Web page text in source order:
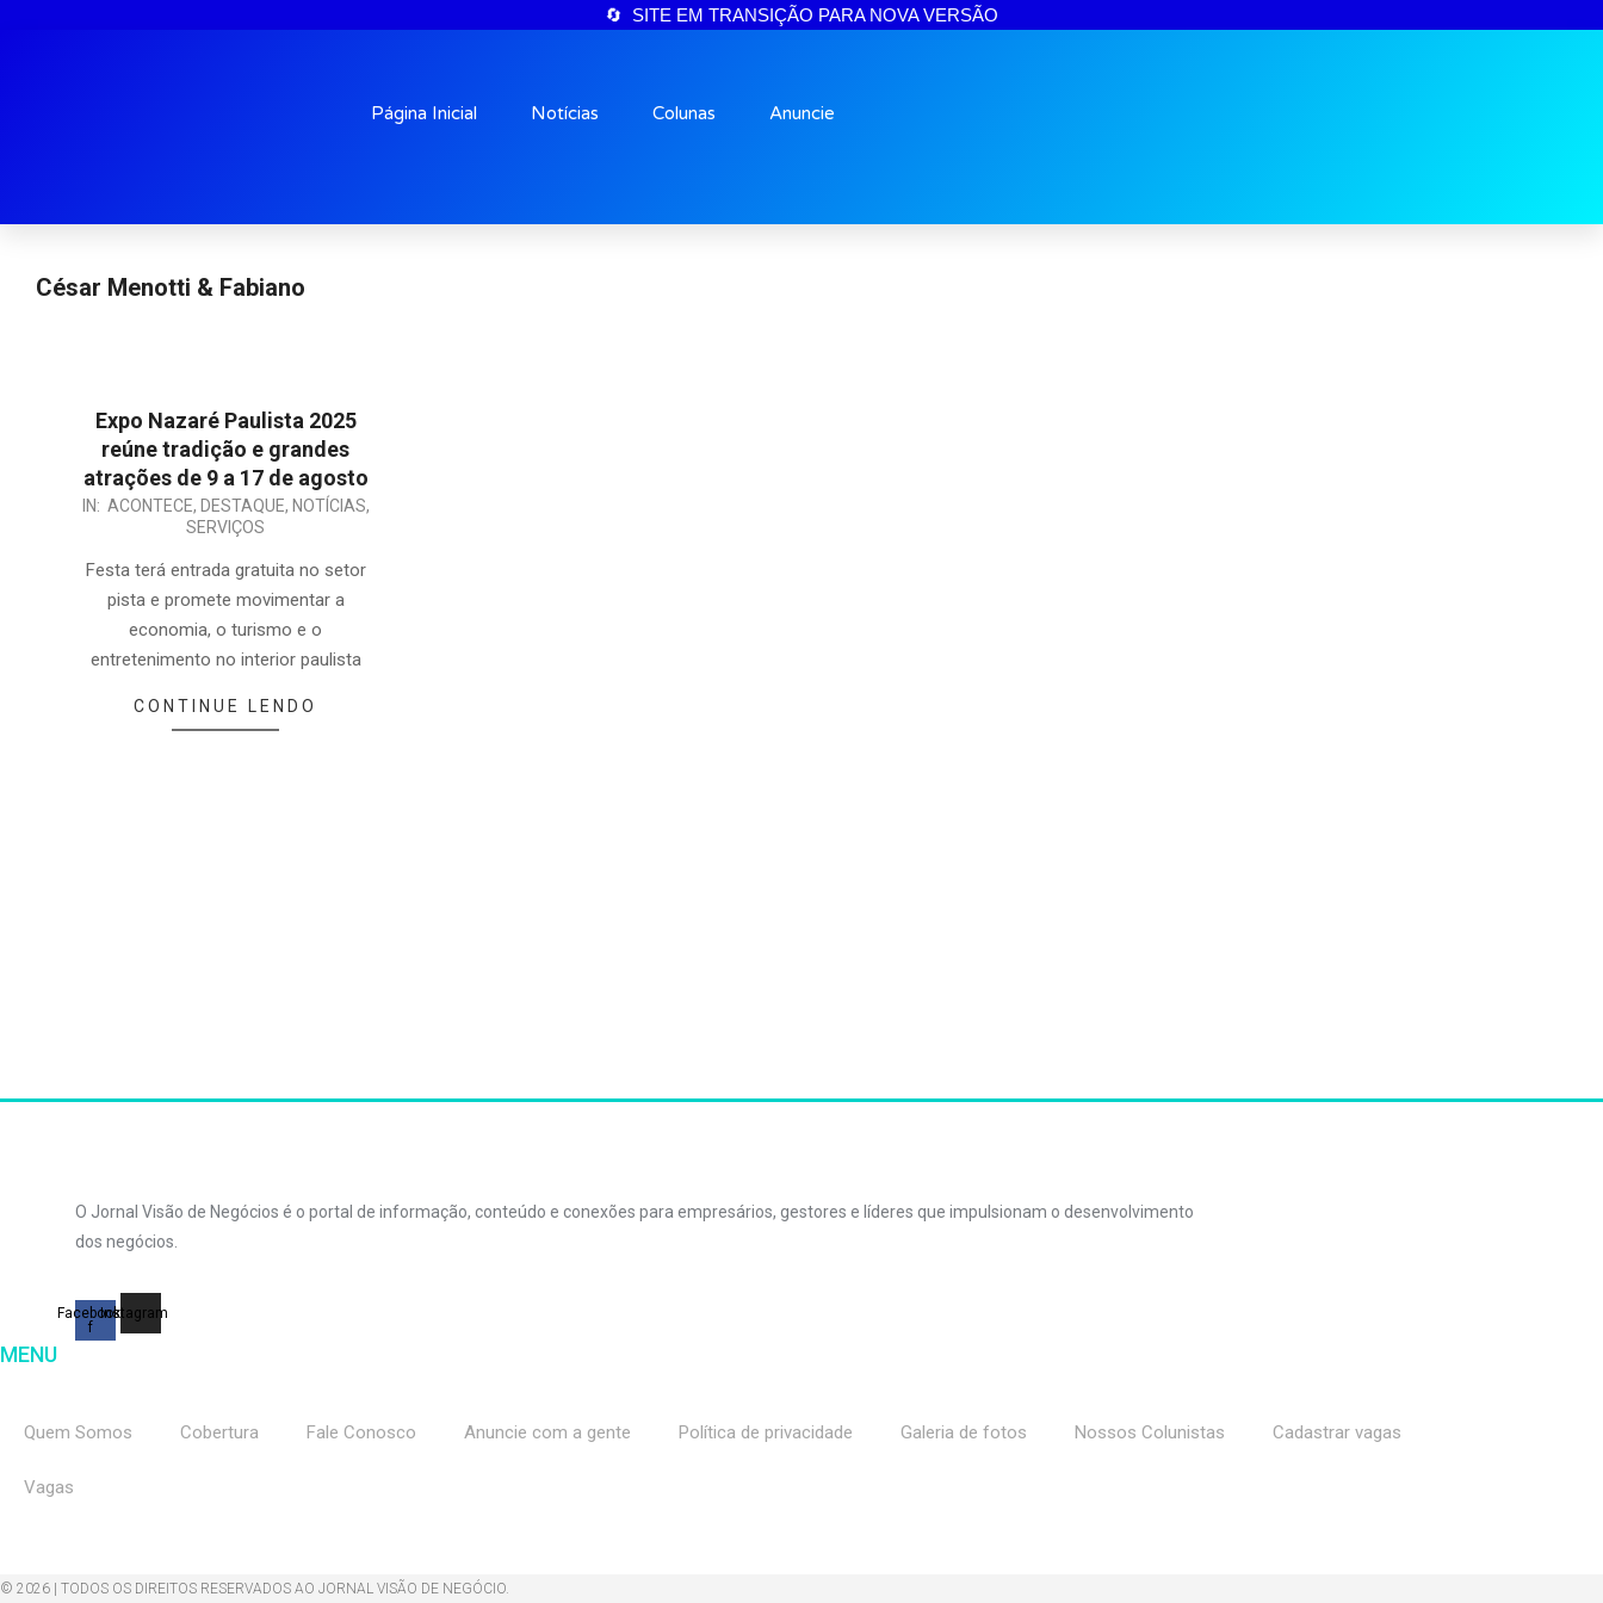
🔄 SITE EM TRANSIÇÃO PARA NOVA VERSÃO
Página Inicial Notícias Colunas Anuncie
César Menotti & Fabiano
Expo Nazaré Paulista 2025
reúne tradição e grandes
atrações de 9 a 17 de agosto
2025-
29
IN: ACONTECE, DESTAQUE, NOTÍCIAS,
SERVIÇOS
Festa terá entrada gratuita no setor
pista e promete movimentar a
economia, o turismo e o
entretenimento no interior paulista
CONTINUE LENDO
O Jornal Visão de Negócios é o portal de informação, conteúdo e conexões para empresários, gestores e líderes que impulsionam o desenvolvimento
dos negócios.
Facebook-
f
Instagram
MENU
Quem Somos Cobertura Fale Conosco Anuncie com a gente Política de privacidade Galeria de fotos Nossos Colunistas Cadastrar vagas
Vagas
© 2026 | TODOS OS DIREITOS RESERVADOS AO JORNAL VISÃO DE NEGÓCIO.